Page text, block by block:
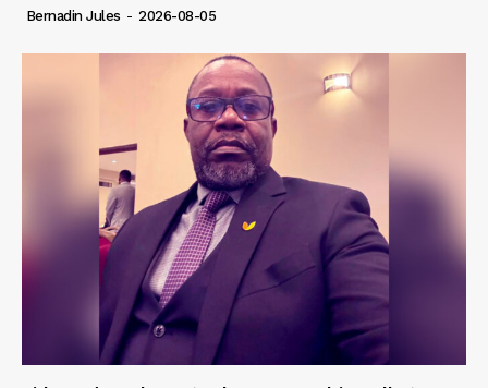
Bernadin Jules - 2026-08-05